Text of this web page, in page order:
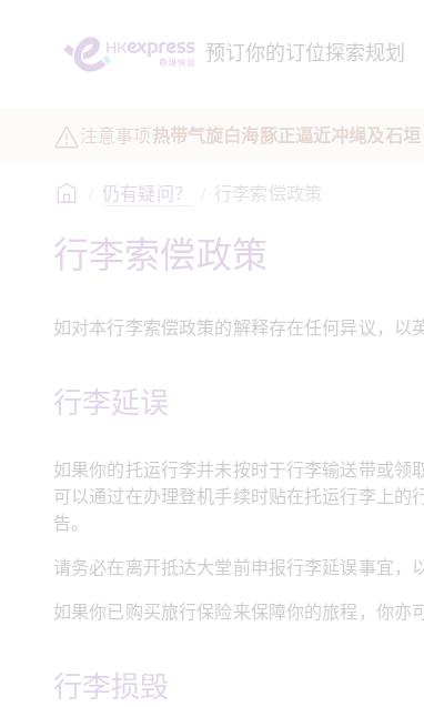
预订你的订位探索规划
注意事项热带气旋白海豚正逼近冲绳及石垣
/ 仍有疑问？ / 行李索偿政策
行李索偿政策
如对本行李索偿政策的解释存在任何异议，以
行李延误
如果你的托运行李并未按时于行李输送带或
可以通过在办理登机手续时贴在托运行李上
告。
请务必在离开抵达大堂前申报行李延误事宜，
如果你已购买旅行保险来保障你的旅程，你亦
行李损毁